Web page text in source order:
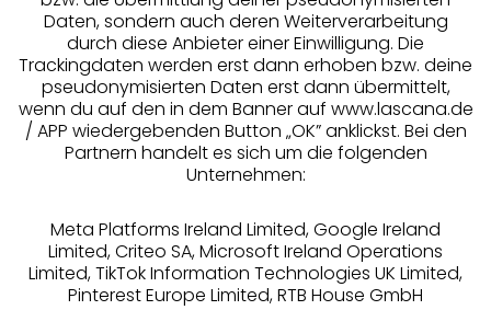
Beratung
Über uns
Rechtliches
Alle Preise inkl. MwSt., zzgl.
Versandkosten
Daten, sondern auch deren Weiterverarbeitung
durch diese Anbieter einer Einwilligung. Die
Trackingdaten werden erst dann erhoben bzw. deine
pseudonymisierten Daten erst dann übermittelt,
wenn du auf den in dem Banner auf www.lascana.de
/ APP wiedergebenden Button „OK” anklickst. Bei den
Partnern handelt es sich um die folgenden
Unternehmen:
Meta Platforms Ireland Limited, Google Ireland
Limited, Criteo SA, Microsoft Ireland Operations
Limited, TikTok Information Technologies UK Limited,
Pinterest Europe Limited, RTB House GmbH